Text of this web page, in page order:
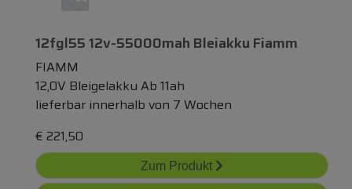
12fgl55 12v-55000mah Bleiakku Fiamm
FIAMM
12,0V Bleigelakku Ab 11ah
lieferbar innerhalb von 7 Wochen
€ 221,50
Zum Produkt